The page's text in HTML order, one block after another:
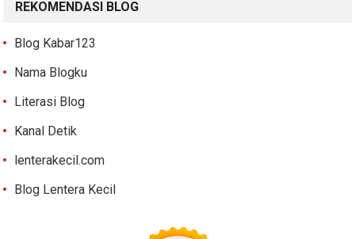
REKOMENDASI BLOG
Blog Kabar123
Nama Blogku
Literasi Blog
Kanal Detik
lenterakecil.com
Blog Lentera Kecil